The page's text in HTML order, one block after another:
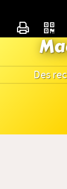
Des